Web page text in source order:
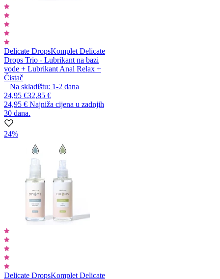
Delicate DropsKomplet Delicate
Drops Trio - Lubrikant na bazi
vode + Lubrikant Anal Relax +
Čistač
Na skladištu: 1-2 dana
24,95 €32,85 €
24,95 € Najniža cijena u zadnjih
30 dana.
24%
Delicate DropsKomplet Delicate